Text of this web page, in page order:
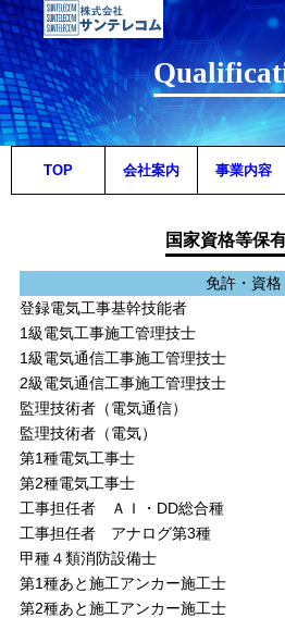
TOP 会社案内 事業内容
国家資格等保
免許・資格
登録電気工事基幹技能者
1級電気工事施工管理技士
1級電気通信工事施工管理技士
2級電気通信工事施工管理技士
監理技術者（電気通信）
監理技術者（電気）
第1種電気工事士
第2種電気工事士
工事担任者 ＡＩ・DD総合種
工事担任者 アナログ第3種
甲種４類消防設備士
第1種あと施工アンカー施工士
第2種あと施工アンカー施工士